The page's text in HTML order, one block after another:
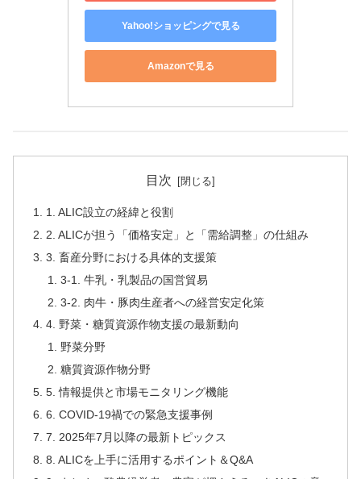
Yahoo!ショッピングで見る
Amazonで見る
目次
1. ALIC設立の経緯と役割
2. ALICが担う「価格安定」と「需給調整」の仕組み
3. 畜産分野における具体的支援策
3-1. 牛乳・乳製品の国営貿易
3-2. 肉牛・豚肉生産者への経営安定化策
4. 野菜・糖質資源作物支援の最新動向
野菜分野
糖質資源作物分野
5. 情報提供と市場モニタリング機能
6. COVID-19禍での緊急支援事例
7. 2025年7月以降の最新トピックス
8. ALICを上手に活用するポイント＆Q&A